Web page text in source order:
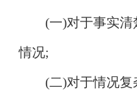
(一)对于事实
情况;
(二)对于情况